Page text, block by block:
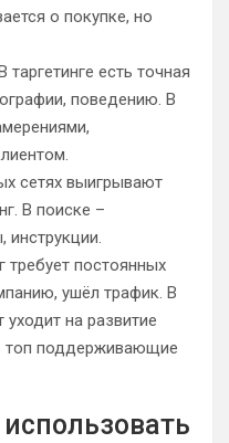
о покупке, но
есть точная
поведению. В
сетях выигрывают
В поиске –
инструкции.
требует постоянных
ушёл трафик. В
на развитие
топ поддерживающие